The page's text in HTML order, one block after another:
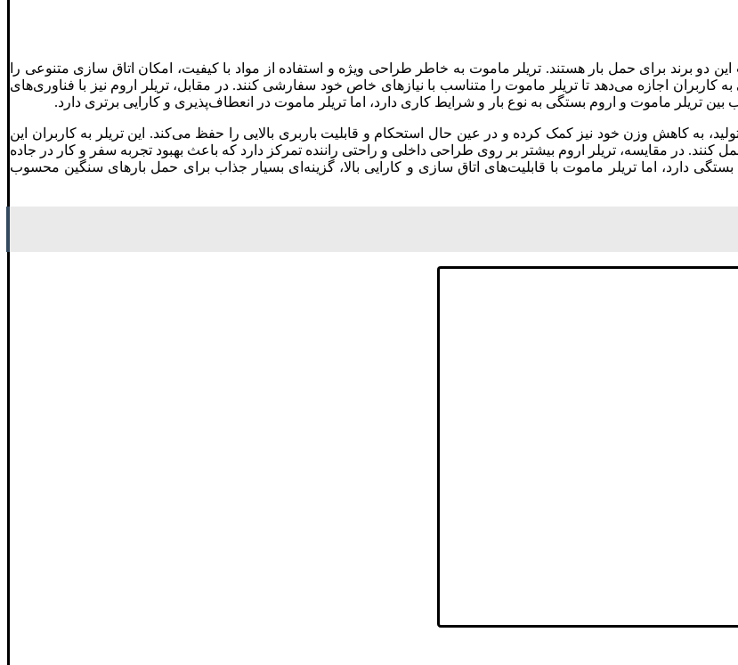
دو برند برای حمل بار هستند. تریلر ماموت به خاطر طراحی ویژه و استفاده از مواد با کیفیت، امکان اتاق سازی متنوعی را
کاربران اجازه می‌دهد تا تریلر ماموت را متناسب با نیازهای خاص خود سفارشی کنند. در مقابل، تریلر اروم نیز با فناوری‌های
بین تریلر ماموت و اروم بستگی به نوع بار و شرایط کاری دارد، اما تریلر ماموت در انعطاف‌پذیری و کارایی برتری دارد.
به کاهش وزن خود نیز کمک کرده و در عین حال استحکام و قابلیت باربری بالایی را حفظ می‌کند. این تریلر به کاربران این
در مقایسه، تریلر اروم بیشتر بر روی طراحی داخلی و راحتی راننده تمرکز دارد که باعث بهبود تجربه سفر و کار در جاده
دارد، اما تریلر ماموت با قابلیت‌های اتاق سازی و کارایی بالا، گزینه‌ای بسیار جذاب برای حمل بارهای سنگین محسوب